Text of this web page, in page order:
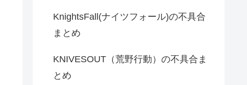
KnightsFall(ナイツフォール)の不具合
まとめ
KNIVESOUT（荒野行動）の不具合ま
とめ